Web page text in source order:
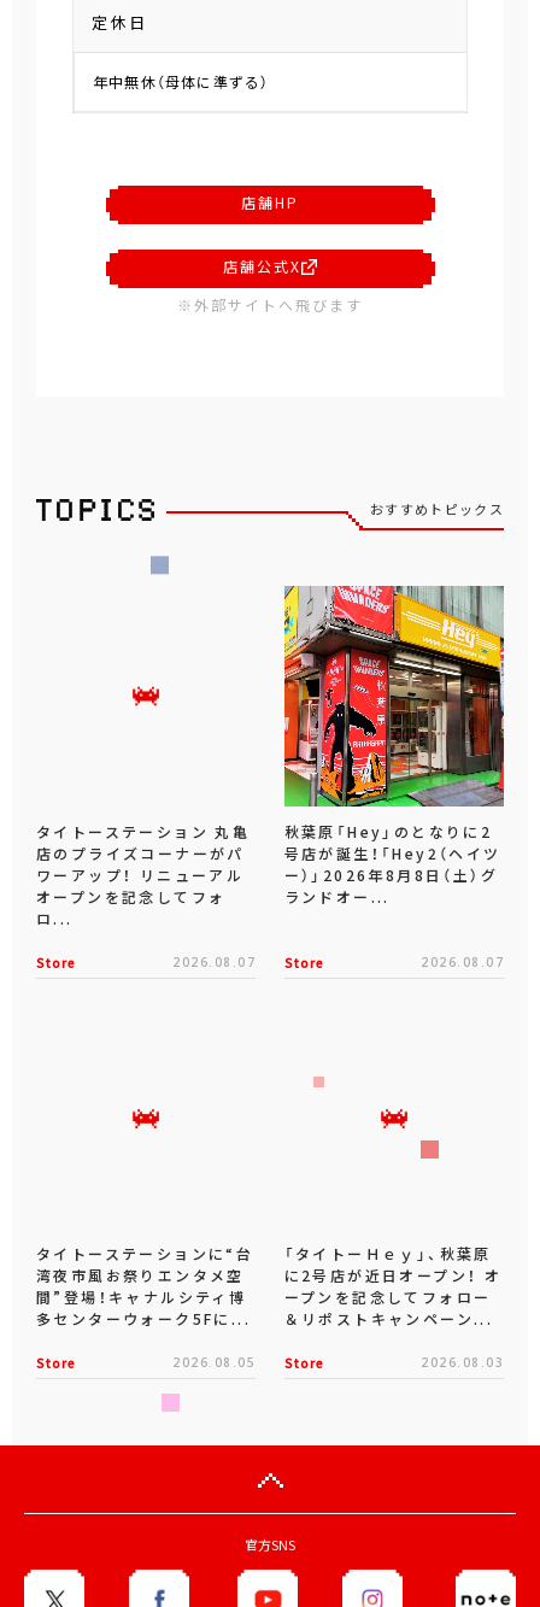
定休日
年中無休（母体に準ずる）
店舗HP
店舗公式X
※外部サイトへ飛びます
おすすめトピックス
タイトーステーション 丸亀
店のプライズコーナーがパ
ワーアップ！ リニューアル
オープンを記念してフォ
ロ...
Store 2026.08.07
秋葉原「Hey」のとなりに2
号店が誕生！「Hey2（ヘイツ
ー）」2026年8月8日（土）グ
ランドオー...
Store 2026.08.07
タイトーステーションに“台
湾夜市風お祭りエンタメ空
間”登場！キャナルシティ博
多センターウォーク5Fに...
Store 2026.08.05
「タイトーＨｅｙ」、秋葉原
に2号店が近日オープン！ オ
ープンを記念してフォロー
＆リポストキャンペーン...
Store 2026.08.03
官方SNS